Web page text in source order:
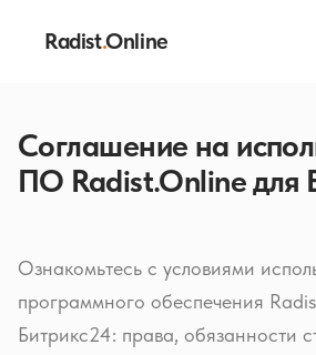
Radist.Online
Соглашение на
ПО Radist.Online для
Ознакомьтесь с условиями
программного обеспечения
Битрикс24: права, обязанности